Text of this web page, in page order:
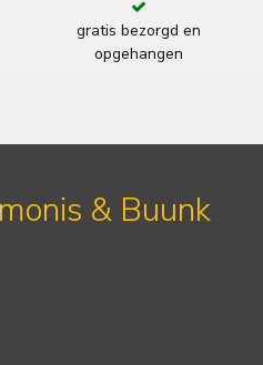
gratis bezorgd en
opgehangen
& Buunk